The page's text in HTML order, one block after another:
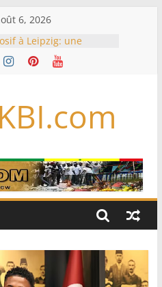
6, 2026
à Leipzig: une
d’impliquer
étrangères», selon
l’espoir d’un accord
à TikTok pour tirer
l’affaire Mehdi
la coopération
le narcotrafic
pourquoi un
que Paul Biya est hors